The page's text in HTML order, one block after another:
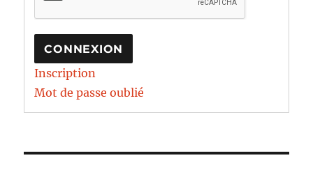
CONNEXION
Inscription
Mot de passe oublié